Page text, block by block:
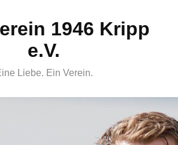
1946 Kripp
e.V.
Liebe. Ein Verein.